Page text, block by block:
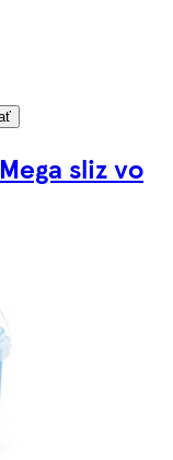
sliz vo